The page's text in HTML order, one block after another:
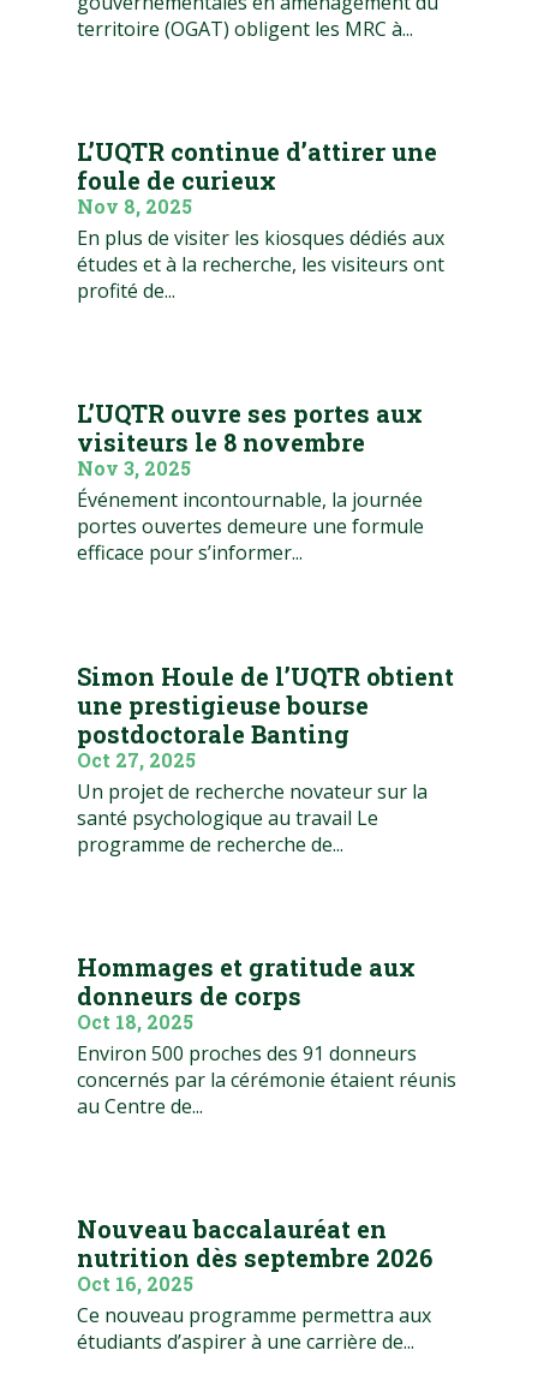
territoire (OGAT) obligent les MRC à...
L’UQTR continue d’attirer une
foule de curieux
Nov 8, 2025
En plus de visiter les kiosques dédiés aux
études et à la recherche, les visiteurs ont
profité de...
L’UQTR ouvre ses portes aux
visiteurs le 8 novembre
Nov 3, 2025
Événement incontournable, la journée
portes ouvertes demeure une formule
efficace pour s’informer...
Simon Houle de l’UQTR obtient
une prestigieuse bourse
postdoctorale Banting
Oct 27, 2025
Un projet de recherche novateur sur la
santé psychologique au travail Le
programme de recherche de...
Hommages et gratitude aux
donneurs de corps
Oct 18, 2025
Environ 500 proches des 91 donneurs
concernés par la cérémonie étaient réunis
au Centre de...
Nouveau baccalauréat en
nutrition dès septembre 2026
Oct 16, 2025
Ce nouveau programme permettra aux
étudiants d’aspirer à une carrière de...